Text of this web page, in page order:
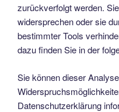
zurückverfolgt werden.
widersprechen oder sie
bestimmter Tools
dazu finden Sie in der
Sie können dieser
Datenschutzerklärung